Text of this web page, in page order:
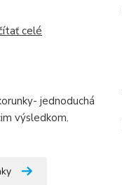
celé
jednoduchá
výsledkom.